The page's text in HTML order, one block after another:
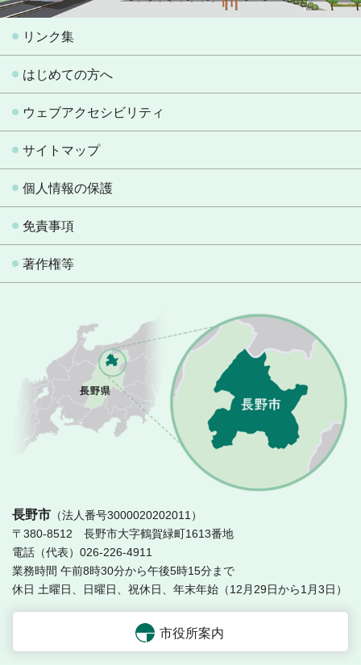
リンク集
はじめての方へ
ウェブアクセシビリティ
サイトマップ
個人情報の保護
免責事項
著作権等
長野市 （法人番号3000020202011）
〒380-8512 長野市大字鶴賀緑町1613番地
電話（代表）026-226-4911
業務時間 午前8時30分から午後5時15分まで
休日 土曜日、日曜日、祝休日、年末年始（12月29日から1月3日）
市役所案内